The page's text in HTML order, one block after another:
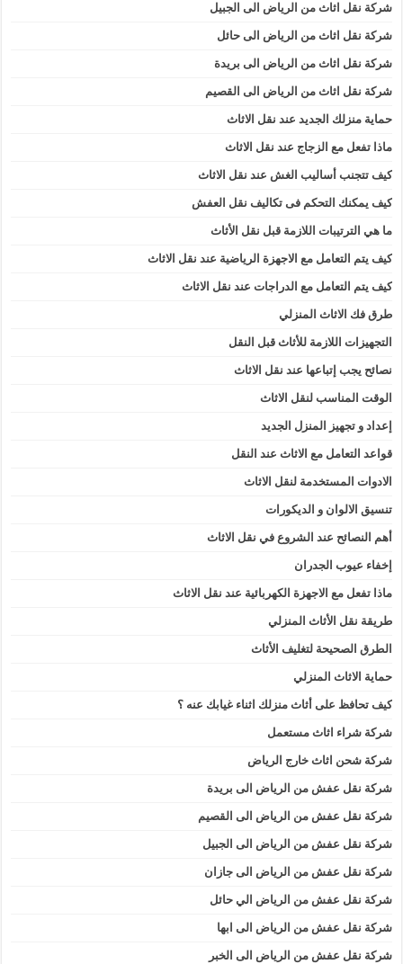
شركة نقل اثاث من الرياض الى الجبيل
شركة نقل اثاث من الرياض الى حائل
شركة نقل اثاث من الرياض الى بريدة
شركة نقل اثاث من الرياض الى القصيم
حماية منزلك الجديد عند نقل الاثاث
ماذا تفعل مع الزجاج عند نقل الاثاث
كيف تتجنب أساليب الغش عند نقل الاثاث
كيف يمكنك التحكم فى تكاليف نقل العفش
ما هي الترتيبات اللازمة قبل نقل الأثاث
كيف يتم التعامل مع الاجهزة الرياضية عند نقل الاثاث
كيف يتم التعامل مع الدراجات عند نقل الاثاث
طرق فك الاثاث المنزلي
التجهيزات اللازمة للأثاث قبل النقل
نصائح يجب إتباعها عند نقل الاثاث
الوقت المناسب لنقل الاثاث
إعداد و تجهيز المنزل الجديد
قواعد التعامل مع الاثاث عند النقل
الادوات المستخدمة لنقل الاثاث
تنسيق الالوان و الديكورات
أهم النصائح عند الشروع في نقل الاثاث
إخفاء عيوب الجدران
ماذا تفعل مع الاجهزة الكهربائية عند نقل الاثاث
طريقة نقل الأثاث المنزلي
الطرق الصحيحة لتغليف الأثاث
حماية الاثاث المنزلي
كيف تحافظ على أثاث منزلك اثناء غيابك عنه ؟
شركة شراء اثاث مستعمل
شركة شحن اثاث خارج الرياض
شركة نقل عفش من الرياض الى بريدة
شركة نقل عفش من الرياض الى القصيم
شركة نقل عفش من الرياض الى الجبيل
شركة نقل عفش من الرياض الى جازان
شركة نقل عفش من الرياض الي حائل
شركة نقل عفش من الرياض الى ابها
شركة نقل عفش من الرياض الى الخبر